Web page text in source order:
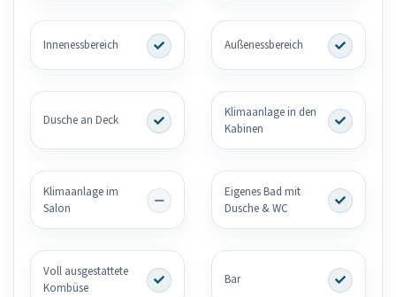
Innenessbereich Außenessbereich
Dusche an Deck
Klimaanlage in den
Kabinen
Klimaanlage im
Salon
Eigenes Bad mit
Dusche & WC
Voll ausgestattete
Kombüse
Bar